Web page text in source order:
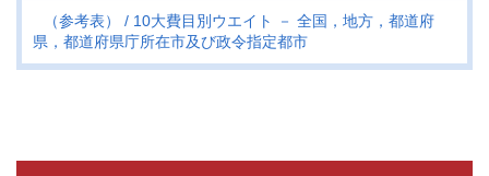
（参考表）
10大費目別ウエイト － 全国，地方，都道府
県，都道府県庁所在市及び政令指定都市